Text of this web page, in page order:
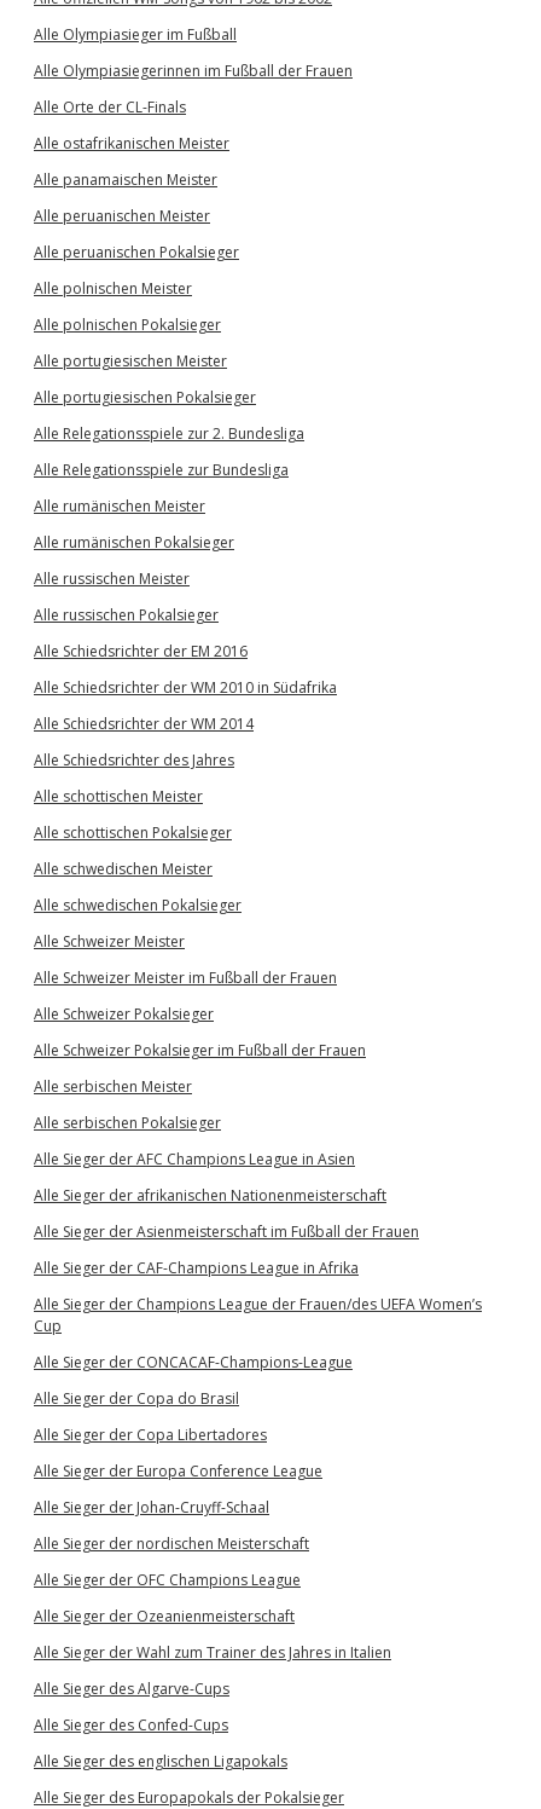
Alle Olympiasieger im Fußball
Alle Olympiasiegerinnen im Fußball der Frauen
Alle Orte der CL-Finals
Alle ostafrikanischen Meister
Alle panamaischen Meister
Alle peruanischen Meister
Alle peruanischen Pokalsieger
Alle polnischen Meister
Alle polnischen Pokalsieger
Alle portugiesischen Meister
Alle portugiesischen Pokalsieger
Alle Relegationsspiele zur 2. Bundesliga
Alle Relegationsspiele zur Bundesliga
Alle rumänischen Meister
Alle rumänischen Pokalsieger
Alle russischen Meister
Alle russischen Pokalsieger
Alle Schiedsrichter der EM 2016
Alle Schiedsrichter der WM 2010 in Südafrika
Alle Schiedsrichter der WM 2014
Alle Schiedsrichter des Jahres
Alle schottischen Meister
Alle schottischen Pokalsieger
Alle schwedischen Meister
Alle schwedischen Pokalsieger
Alle Schweizer Meister
Alle Schweizer Meister im Fußball der Frauen
Alle Schweizer Pokalsieger
Alle Schweizer Pokalsieger im Fußball der Frauen
Alle serbischen Meister
Alle serbischen Pokalsieger
Alle Sieger der AFC Champions League in Asien
Alle Sieger der afrikanischen Nationenmeisterschaft
Alle Sieger der Asienmeisterschaft im Fußball der Frauen
Alle Sieger der CAF-Champions League in Afrika
Alle Sieger der Champions League der Frauen/des UEFA Women’s
Cup
Alle Sieger der CONCACAF-Champions-League
Alle Sieger der Copa do Brasil
Alle Sieger der Copa Libertadores
Alle Sieger der Europa Conference League
Alle Sieger der Johan-Cruyff-Schaal
Alle Sieger der nordischen Meisterschaft
Alle Sieger der OFC Champions League
Alle Sieger der Ozeanienmeisterschaft
Alle Sieger der Wahl zum Trainer des Jahres in Italien
Alle Sieger des Algarve-Cups
Alle Sieger des Confed-Cups
Alle Sieger des englischen Ligapokals
Alle Sieger des Europapokals der Pokalsieger